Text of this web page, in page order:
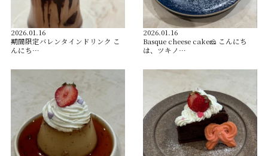
2026.01.16
️期間限定バレンタインドリンク️ こ
んにち…
2026.01.16
Basque cheese cake🧀 こんにち
は、ツキノ…